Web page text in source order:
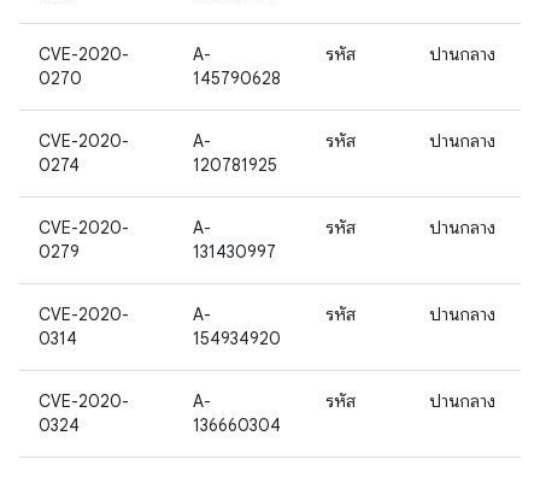
CVE-2020-
0270
A-
145790628
รหัส ปานกลาง
CVE-2020-
0274
A-
120781925
รหัส ปานกลาง
CVE-2020-
0279
A-
131430997
รหัส ปานกลาง
CVE-2020-
0314
A-
154934920
รหัส ปานกลาง
CVE-2020-
0324
A-
136660304
รหัส ปานกลาง